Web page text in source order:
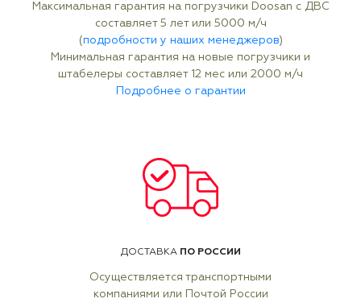
Максимальная гарантия на погрузчики Doosan с ДВС
составляет 5 лет или 5000 м/ч
(подробности у наших менеджеров)
Минимальная гарантия на новые погрузчики и
штабелеры составляет 12 мес или 2000 м/ч
Подробнее о гарантии
ДОСТАВКА ПО РОССИИ
Осуществляется транспортными
компаниями или Почтой России